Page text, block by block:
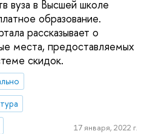
вуза в Высшей школе
образование.
рассказывает о
места, предоставляемых
скидок.
17 января, 2022 г.